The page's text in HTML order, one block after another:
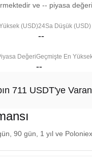
ve -- piyasa
(USD)24Sa Düşük (USD)
--
DeğeriGeçmişte En
--
711 USDT'ye
90 gün, 1 yıl ve